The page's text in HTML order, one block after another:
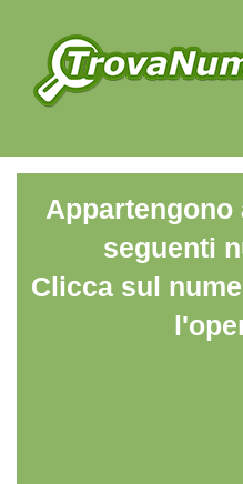
Appartengono
seguenti
Clicca sul